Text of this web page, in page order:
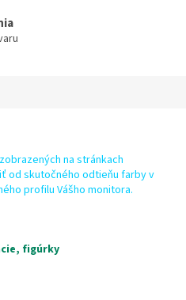
na stránkach
od skutočného odtieňu farby v
profilu Vášho monitora.
figúrky